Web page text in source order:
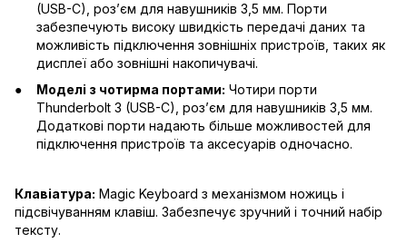
(USB-C), роз’єм для навушників 3,5 мм. Порти
забезпечують високу швидкість передачі даних та
можливість підключення зовнішніх пристроїв, таких як
дисплеї або зовнішні накопичувачі.
Моделі з чотирма портами: Чотири порти
Thunderbolt 3 (USB-C), роз’єм для навушників 3,5 мм.
Додаткові порти надають більше можливостей для
підключення пристроїв та аксесуарів одночасно.
Клавіатура: Magic Keyboard з механізмом ножиць і
підсвічуванням клавіш. Забезпечує зручний і точний набір
тексту.